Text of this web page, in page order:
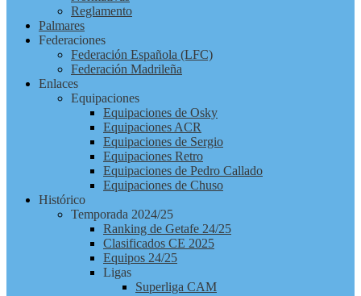
Reglamento
Palmares
Federaciones
Federación Española (LFC)
Federación Madrileña
Enlaces
Equipaciones
Equipaciones de Osky
Equipaciones ACR
Equipaciones de Sergio
Equipaciones Retro
Equipaciones de Pedro Callado
Equipaciones de Chuso
Histórico
Temporada 2024/25
Ranking de Getafe 24/25
Clasificados CE 2025
Equipos 24/25
Ligas
Superliga CAM